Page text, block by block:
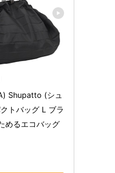
Shupatto (シュ
トバッグ L ブラ
めるエコバッグ